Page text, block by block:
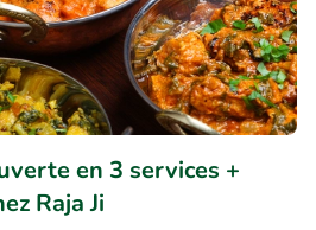
en 3 services +
Raja Ji